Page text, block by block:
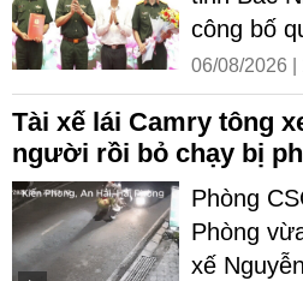
công bố
06/08/2026 |
Tài xế lái Camry tông
người rồi bỏ chạy bị
Phòng
Phòng
xế